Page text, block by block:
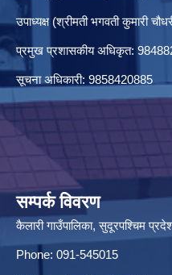
उपाध्यक्ष (श्रीमती भगवती कुमारी
प्रमुख प्रशासकीय अधिकृत:
सूचना अधिकारी: 9858420885
सम्पर्क विवरण
कैलारी गाउँपालिका, सुदूरपश्चिम
Phone: 091-545015